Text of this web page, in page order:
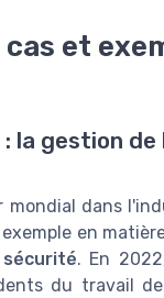
cas et
la gestion
mondial dans
en
. En
du travail